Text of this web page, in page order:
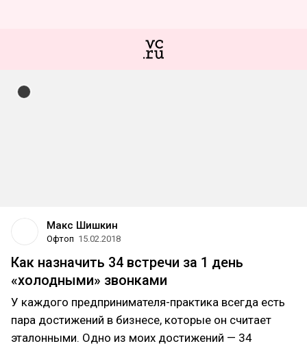
Макс Шишкин
Офтоп 15.02.2018
Как назначить 34 встречи за 1 день
«холодными» звонками
У каждого предпринимателя-практика всегда есть
пара достижений в бизнесе, которые он считает
эталонными. Одно из моих достижений — 34